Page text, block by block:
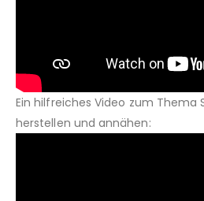
Ein hilfreiches Video zum Thema
herstellen und annähen: